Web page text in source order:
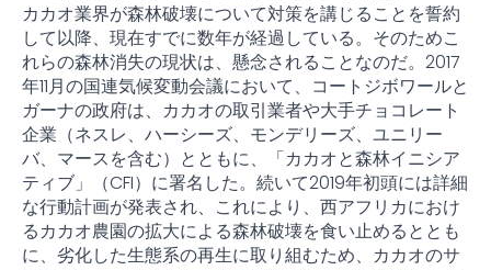
カカオ業界が森林破壊について対策を講じることを誓約
して以降、現在すでに数年が経過している。そのためこ
れらの森林消失の現状は、懸念されることなのだ。2017
年11月の国連気候変動会議において、コートジボワールと
ガーナの政府は、カカオの取引業者や大手チョコレート
企業（ネスレ、ハーシーズ、モンデリーズ、ユニリー
バ、マースを含む）とともに、「カカオと森林イニシア
ティブ」（CFI）に署名した。続いて2019年初頭には詳細
な行動計画が発表され、これにより、西アフリカにおけ
るカカオ農園の拡大による森林破壊を食い止めるととも
に、劣化した生態系の再生に取り組むため、カカオのサ